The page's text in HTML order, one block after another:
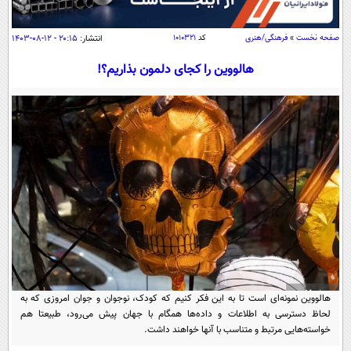
سیاسی
اقتصاد
حوادث
سلامت
یک برش دانایی
محیط زیست
سفر و تفریح
بین الملل
سیاست خارجی
فرهنگ و هنر
علم و دانش
فناوری و It
علمی
اخبار کریپتو
قرآن
گوناگون
سرگرمی
باشگاه مغز
مجله تصویری سلاح
فیلم
اقتصاد
ورزش
سیاست
عصر ایران 2
خواندنی ها و دیدنی ها
داستان کوتاه
آموزش زبان
صفحه نخست » فرهنگی/هنری کد۱۰۱۰۳۲۱ انتشار: ۲۰:۱۵ - ۱۲-۰۸-۱۴۰۳
هالووین را کجای دلمون بذاریم؟!
هالووین نمونه‌ای است تا به این فکر کنیم که کودک، نوجوان و جوان امروزی که به
لحاظ دسترسی به اطلاعات و داده‌ها همگام با جهان پیش می‌رود، طبیعتا هم
خواسته‌هایی مرتبط و متناسب با آنها خواهند داشت.